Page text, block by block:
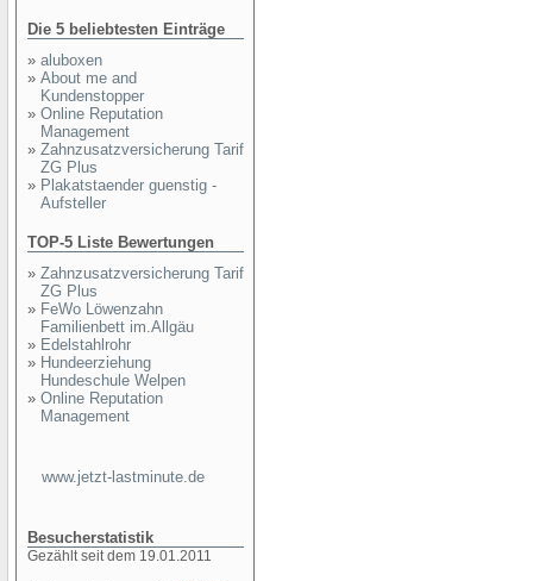
Die 5 beliebtesten Einträge
» aluboxen
» About me and
Kundenstopper
» Online Reputation
Management
» Zahnzusatzversicherung Tarif
ZG Plus
» Plakatstaender guenstig -
Aufsteller
TOP-5 Liste Bewertungen
» Zahnzusatzversicherung Tarif
ZG Plus
» FeWo Löwenzahn
Familienbett im.Allgäu
» Edelstahlrohr
» Hundeerziehung
Hundeschule Welpen
» Online Reputation
Management
www.jetzt-lastminute.de
Besucherstatistik
Gezählt seit dem 19.01.2011